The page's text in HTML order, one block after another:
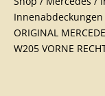
ORIGINAL
W205 VORNE